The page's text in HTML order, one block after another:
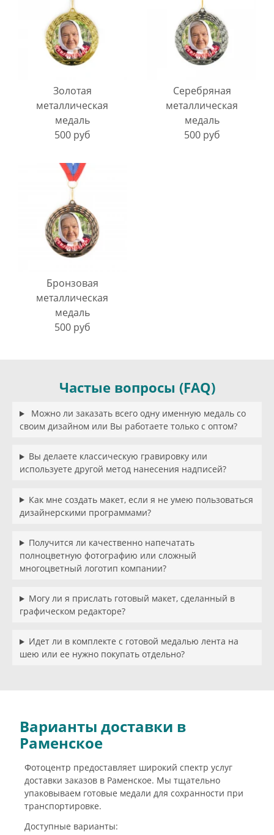
Золотая
металлическая
медаль
500 руб
Серебряная
металлическая
медаль
500 руб
Бронзовая
металлическая
медаль
500 руб
Частые вопросы (FAQ)
Можно ли заказать всего одну именную медаль со
своим дизайном или Вы работаете только с оптом?
Вы делаете классическую гравировку или
используете другой метод нанесения надписей?
Как мне создать макет, если я не умею пользоваться
дизайнерскими программами?
Получится ли качественно напечатать
полноцветную фотографию или сложный
многоцветный логотип компании?
Могу ли я прислать готовый макет, сделанный в
графическом редакторе?
Идет ли в комплекте с готовой медалью лента на
шею или ее нужно покупать отдельно?
Варианты доставки в
Раменское
Фотоцентр предоставляет широкий спектр услуг
доставки заказов в Раменское. Мы тщательно
упаковываем готовые медали для сохранности при
транспортировке.
Доступные варианты: